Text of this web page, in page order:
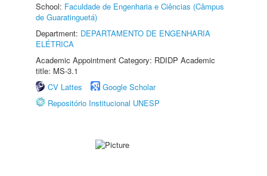
School: Faculdade de Engenharia e Ciências (Câmpus
de Guaratinguetá)
Department: DEPARTAMENTO DE ENGENHARIA
ELÉTRICA
Academic Appointment Category: RDIDP Academic
title: MS-3.1
CV Lattes
Google Scholar
Repositório Institucional UNESP